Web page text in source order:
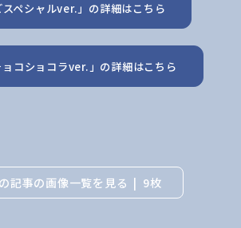
スペシャルver.」の詳細はこちら
ョコショコラver.」の詳細はこちら
記事の画像一覧を見る 9枚